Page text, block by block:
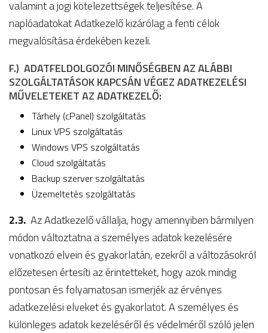
valamint a jogi kötelezettségek teljesítése. A
naplóadatokat Adatkezelő kizárólag a fenti célok
megvalósítása érdekében kezeli.
F.) ADATFELDOLGOZÓI MINŐSÉGBEN AZ ALÁBBI
SZOLGÁLTATÁSOK KAPCSÁN VÉGEZ ADATKEZELÉSI
MŰVELETEKET AZ ADATKEZELŐ:
Tárhely (cPanel) szolgáltatás
Linux VPS szolgáltatás
Windows VPS szolgáltatás
Cloud szolgáltatás
Backup szerver szolgáltatás
Üzemeltetés szolgáltatás
2.3. Az Adatkezelő vállalja, hogy amennyiben bármilyen
módon változtatna a személyes adatok kezelésére
vonatkozó elvein és gyakorlatán, ezekről a változásokról
előzetesen értesíti az érintetteket, hogy azok mindig
pontosan és folyamatosan ismerjék az érvényes
adatkezelési elveket és gyakorlatot. A személyes és
különleges adatok kezeléséről és védelméről szóló jelen